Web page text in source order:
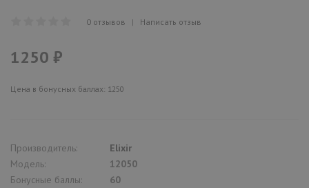
0 отзывов | Написать отзыв
1250 ₽
Цена в бонусных баллах: 1250
Производитель:
Elixir
Модель:
12050
Бонусные баллы:
60